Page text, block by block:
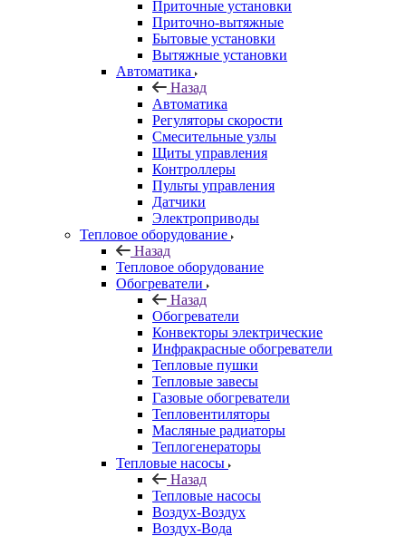
Приточные установки
Приточно-вытяжные
Бытовые установки
Вытяжные установки
Автоматика
Назад
Автоматика
Регуляторы скорости
Смесительные узлы
Щиты управления
Контроллеры
Пульты управления
Датчики
Электроприводы
Тепловое оборудование
Назад
Тепловое оборудование
Обогреватели
Назад
Обогреватели
Конвекторы электрические
Инфракрасные обогреватели
Тепловые пушки
Тепловые завесы
Газовые обогреватели
Тепловентиляторы
Масляные радиаторы
Теплогенераторы
Тепловые насосы
Назад
Тепловые насосы
Воздух-Воздух
Воздух-Вода